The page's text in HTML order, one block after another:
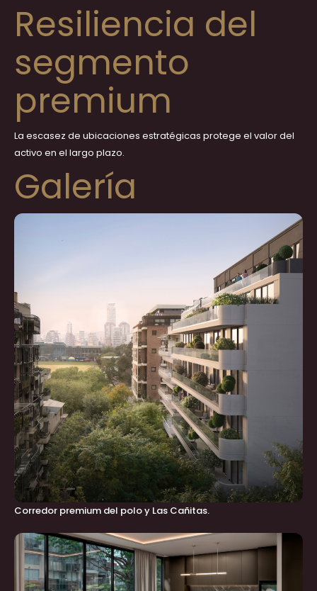
Resiliencia del
segmento
premium
La escasez de ubicaciones estratégicas protege el valor del
activo en el largo plazo.
Galería
Corredor premium del polo y Las Cañitas.